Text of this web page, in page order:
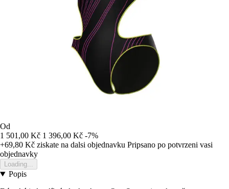
Od
1 501,00 Kč 1 396,00 Kč -7%
+69,80 Kč ziskate na dalsi objednavku Pripsano po potvrzeni vasi
objednavky
Loading...
Popis